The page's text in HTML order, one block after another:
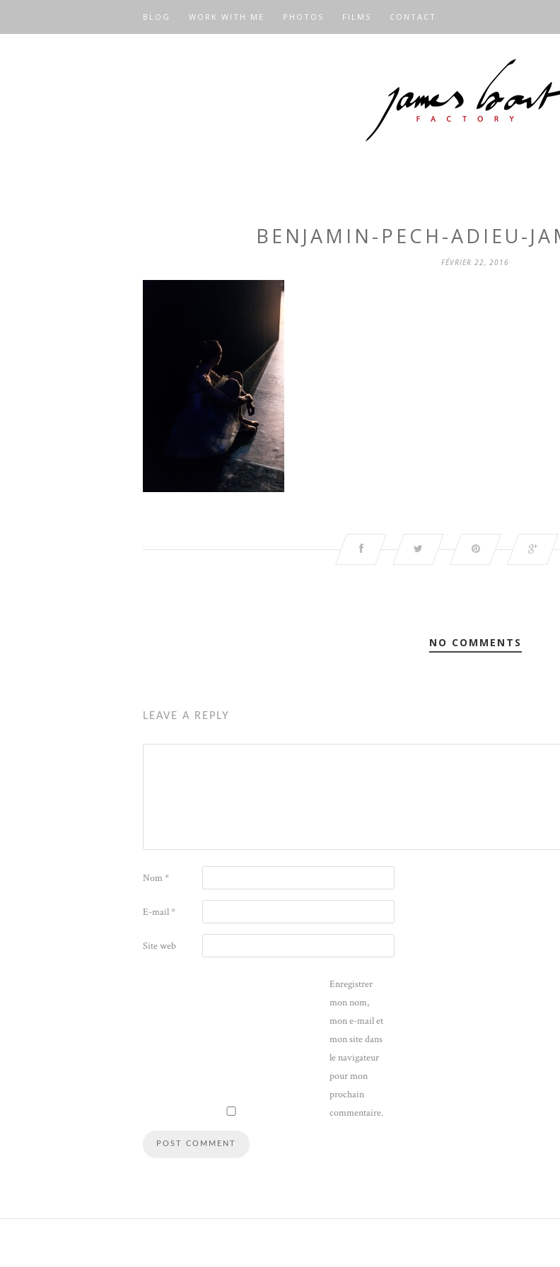
BLOG WORK WITH ME PHOTOS FILMS CONTACT
BENJAMIN-PECH-ADIEU-
FÉVRIER 22, 2016
NO COMMENTS
LEAVE A REPLY
Nom*
E-mail*
Site web
Enregistrer
mon nom,
mon e-mail et
mon site dans
le navigateur
pour mon
prochain
commentaire.